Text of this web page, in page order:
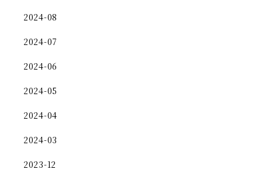
2024-08
2024-07
2024-06
2024-05
2024-04
2024-03
2023-12